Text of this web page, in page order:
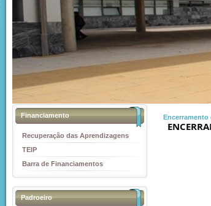
Financiamento
Recuperação das Aprendizagens
TEIP
Barra de Financiamentos
Padroeiro
Encerramento